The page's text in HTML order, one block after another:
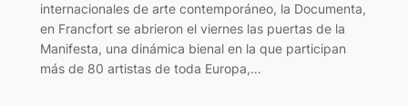
internacionales de arte contemporáneo, la Documenta,
en Francfort se abrieron el viernes las puertas de la
Manifesta, una dinámica bienal en la que participan
más de 80 artistas de toda Europa,…